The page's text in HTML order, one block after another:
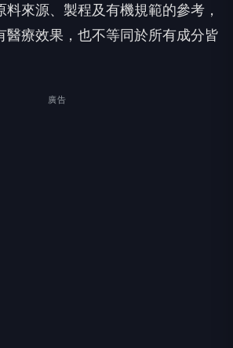
來源、製程及有機規範的參考，
醫療效果，也不等同於所有成分皆
廣告